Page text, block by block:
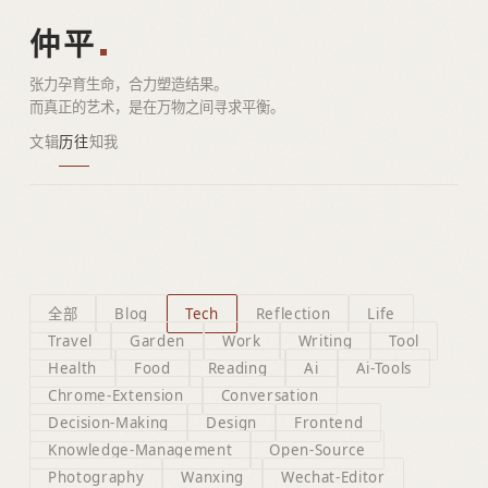
仲平
张力孕育生命，合力塑造结果。
而真正的艺术，是在万物之间寻求平衡。
文辑历往知我
全部 Blog Tech Reflection
Life
Travel
Garden Work Writing
Tool
Health
Food Reading Ai
Ai-Tools
Chrome-Extension
Conversation
Decision-Making
Design
Frontend
Knowledge-Management
Open-Source
Photography
Wanxing Wechat-Editor